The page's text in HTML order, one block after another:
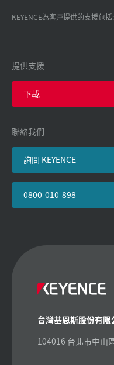
KEYENCE為客戸提供的支援包
提供支援
下載
聯絡我們
詢問 KEYENCE
0800-010-898
台灣基恩斯股份有限
104016 台北市中山